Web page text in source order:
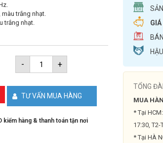
trắng nhạt.
trắng nhạt.
-
Loa
âm
trần
mịn
6W
TOA
648R
+
TƯ VẤN MUA HÀNG
kiểm hàng & thanh toán tận nơi
GIÁ
TỔNG
MUA
* Tại HCM:
17:30, T2-
* Tại HÀ